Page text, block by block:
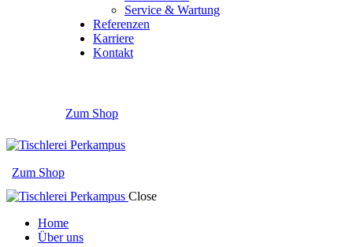
Service & Wartung
Referenzen
Karriere
Kontakt
Zum Shop
Zum Shop
Close
Home
Über uns